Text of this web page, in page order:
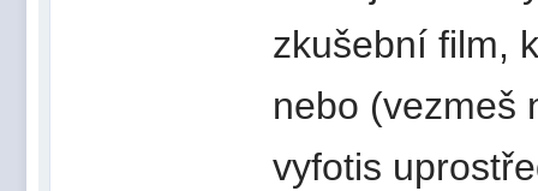
zkušební film,
nebo (vezmeš
vyfotis